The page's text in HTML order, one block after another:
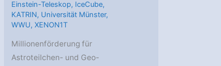
Einstein-Teleskop, IceCube,
KATRIN, Universität Münster,
WWU,XENON1T
Millionenförderung für
Astroteilchen- und Geo-